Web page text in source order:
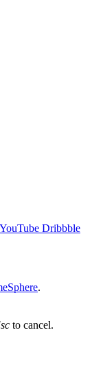
YouTube Dribbble
.
to cancel.